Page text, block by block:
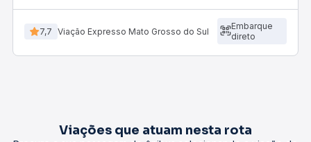
7,7 Viação Expresso Mato Grosso do Sul
Embarque
direto
Viações que atuam nesta rota